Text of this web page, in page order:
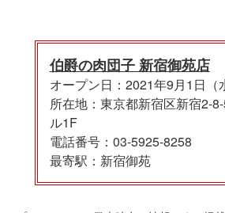
伯爵の肉団子 新宿御苑店
オープン日：2021年9月1日（
所在地：東京都新宿区新宿2-
ル1F
電話番号：03-5925-8258
最寄駅：新宿御苑